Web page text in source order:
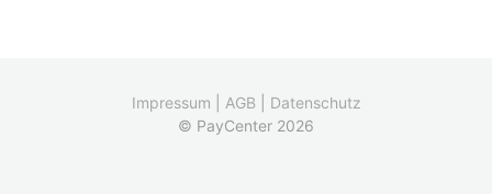
Impressum AGB
Datenschutz
© PayCenter 2026